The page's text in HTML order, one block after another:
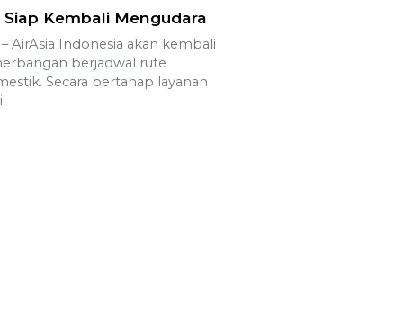
Kembali Mengudara
AirAsia Indonesia akan kembali
berjadwal rute
Secara bertahap layanan